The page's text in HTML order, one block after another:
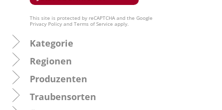
This site is protected by reCAPTCHA and the Google
Privacy Policy and Terms of Service apply.
Kategorie
Regionen
Produzenten
Traubensorten